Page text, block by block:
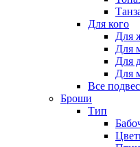
Для кого
Для
Для
Для
Для
Все
Броши
Тип